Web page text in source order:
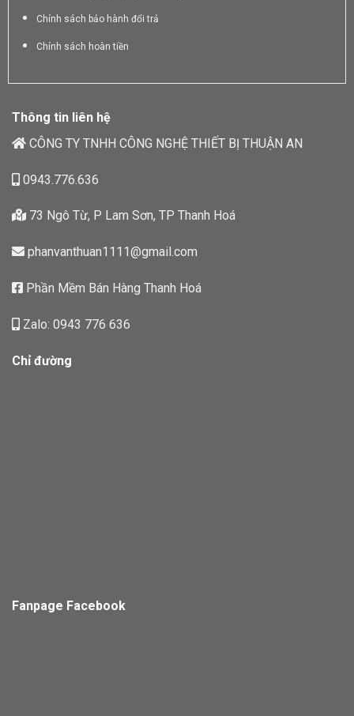
Chính sách bảo hành đổi trả
Chính sách hoàn tiền
Thông tin liên hệ
CÔNG TY TNHH CÔNG NGHỆ THIẾT BỊ THUẬN AN
0943.776.636
73 Ngô Từ, P Lam Sơn, TP Thanh Hoá
phanvanthuan1111@gmail.com
Phần Mềm Bán Hàng Thanh Hoá
Zalo: 0943 776 636
Chỉ đường
Fanpage Facebook